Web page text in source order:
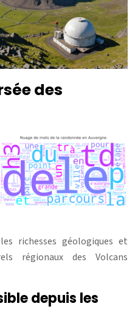
des
richesses géologiques et
régionaux des Volcans
depuis les